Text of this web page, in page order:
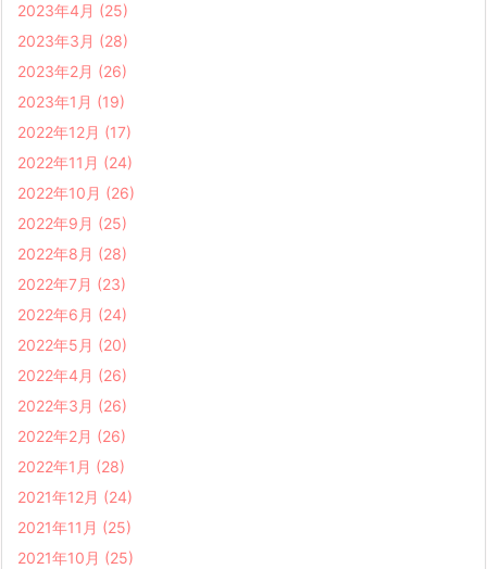
2023年4月 (25)
2023年3月 (28)
2023年2月 (26)
2023年1月 (19)
2022年12月 (17)
2022年11月 (24)
2022年10月 (26)
2022年9月 (25)
2022年8月 (28)
2022年7月 (23)
2022年6月 (24)
2022年5月 (20)
2022年4月 (26)
2022年3月 (26)
2022年2月 (26)
2022年1月 (28)
2021年12月 (24)
2021年11月 (25)
2021年10月 (25)